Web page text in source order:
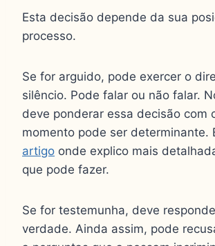
Esta decisão depende da sua
processo.
Se for arguido, pode exercer o
silêncio. Pode falar ou não falar.
deve ponderar essa decisão com
momento pode ser determinante.
artigo onde explico mais
que pode fazer.
Se for testemunha, deve
verdade. Ainda assim, pode